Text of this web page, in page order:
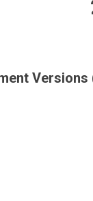
Versions